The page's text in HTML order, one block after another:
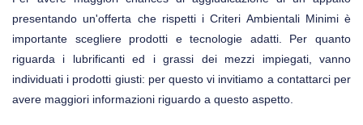
presentando un'offerta che rispetti i Criteri Ambientali Minimi è
importante scegliere prodotti e tecnologie adatti. Per quanto
riguarda i lubrificanti ed i grassi dei mezzi impiegati, vanno
individuati i prodotti giusti: per questo vi invitiamo a contattarci per
avere maggiori informazioni riguardo a questo aspetto.